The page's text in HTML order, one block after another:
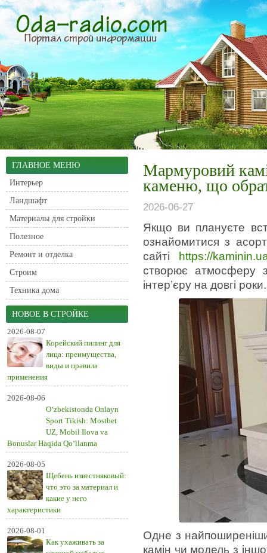
ГЛАВНОЕ МЕНЮ
Интерьер
Ландшафт
Материалы для стройки
Полезное
Ремонт и отделка
Строим
Техника дома
НОВОЕ В СТРОЙКЕ
2026-08-07
Корейский пилинг для
лица: преимущества,
виды и правила
применения
2026-08-06
O‘zbekistonda Onlayn
Sport Tikish: Mostbet
UZ, Mobil Ilova va
Bonuslar Haqida Qo‘llanma
2026-08-05
Щебень известняковый:
что это за материал и
какие у него
характеристики
2026-08-01
Как ухаживать за
Мармуровий
каменю, що
2026-06-27
Якщо ви плануєте
ознайомитися з
сайті
https://
створює атмосферу
інтер’єру на довгі роки.
Одне з
камін чи модель з